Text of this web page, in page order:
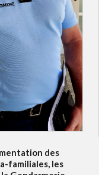
des
familiales, les